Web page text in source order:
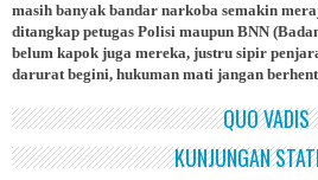
masih banyak bandar narkoba semakin
ditangkap petugas Polisi maupun BNN
belum kapok juga mereka, justru sipir
darurat begini, hukuman mati jangan
QUO VADIS
KUNJUNGAN